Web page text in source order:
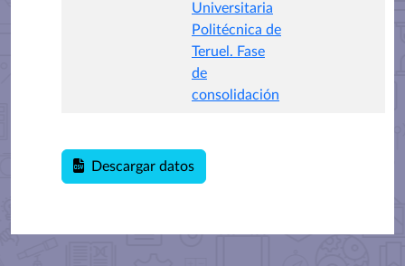
Universitaria
Politécnica de
Teruel. Fase
de
consolidación
Descargar datos